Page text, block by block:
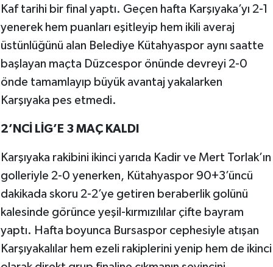
Kaf tarihi bir final yaptı. Geçen hafta Karşıyaka’yı 2-1
yenerek hem puanları eşitleyip hem ikili averaj
üstünlüğünü alan Belediye Kütahyaspor aynı saatte
başlayan maçta Düzcespor önünde devreyi 2-0
önde tamamlayıp büyük avantaj yakalarken
Karşıyaka pes etmedi.
2’NCİ LİG’E 3 MAÇ KALDI
Karşıyaka rakibini ikinci yarıda Kadir ve Mert Torlak’ın
golleriyle 2-0 yenerken, Kütahyaspor 90+3’üncü
dakikada skoru 2-2’ye getiren beraberlik golünü
kalesinde görünce yeşil-kırmızılılar çifte bayram
yaptı. Hafta boyunca Bursaspor cephesiyle atışan
Karşıyakalılar hem ezeli rakiplerini yenip hem de ikinci